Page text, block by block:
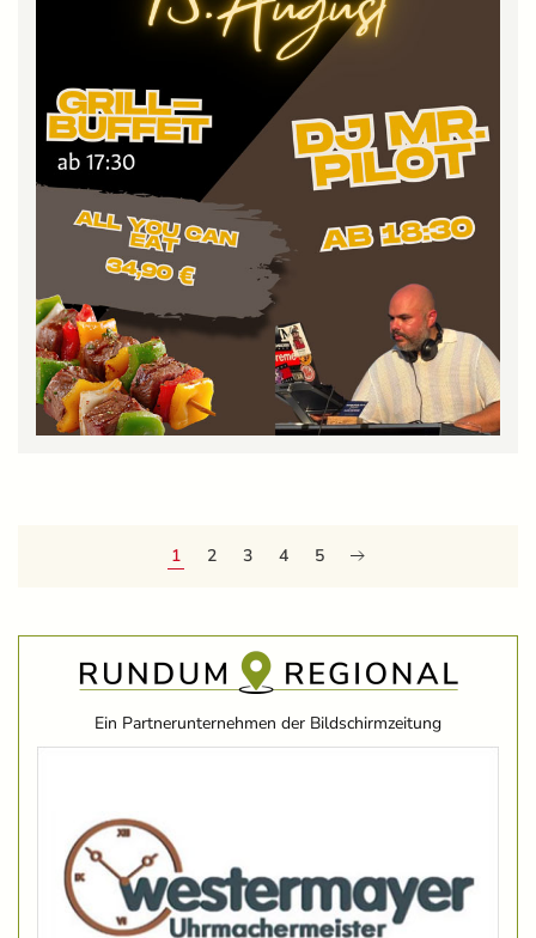
1 2 3 4 5
Ein Partnerunternehmen der Bildschirmzeitung